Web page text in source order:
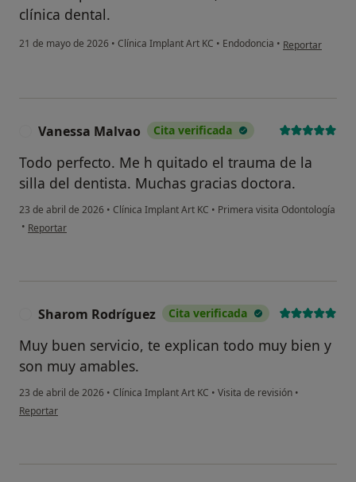
clínica dental.
21 de mayo de 2026 • Clínica Implant Art KC • Endodoncia • en opinión del
Reportar
Vanessa Malvao Cita verificada
Todo perfecto. Me h quitado el trauma de la
silla del dentista. Muchas gracias doctora.
23 de abril de 2026 • Clínica Implant Art KC • Primera visita Odontología
• en opinión del usuario Vanessa Malvao
Reportar
Sharom Rodríguez Cita verificada
Muy buen servicio, te explican todo muy bien y
son muy amables.
23 de abril de 2026 • Clínica Implant Art KC • Visita de revisión •
en opinión del usuario Sharom Rodríguez
Reportar